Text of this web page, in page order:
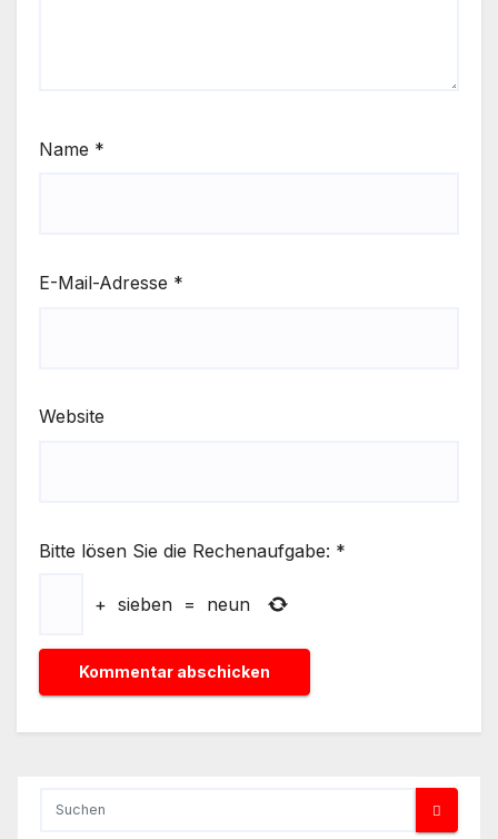
Name *
E-Mail-Adresse *
Website
Bitte lösen Sie die Rechenaufgabe: *
+ sieben = neun